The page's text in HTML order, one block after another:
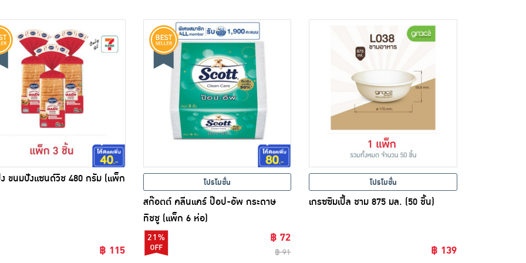
ง ขนมปังแซนด์วิช 480 กรัม (แพ็ก
฿ 115
โปรโมชั่น
สก๊อตต์ คลีนแคร์ ป๊อป-อัพ กระดาษ
ทิชชู (แพ็ก 6 ห่อ)
21% ฿ 72
฿ 91
โปรโมชั่น
เกรซซิมเปิ้ล ชาม 875 มล. (50 ชิ้น)
฿ 139